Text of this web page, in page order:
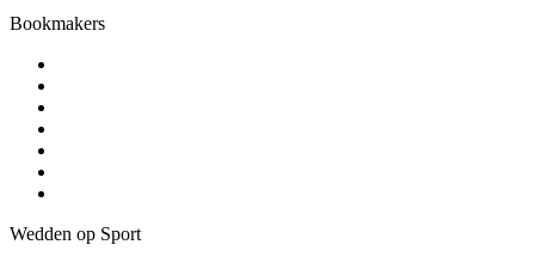
Bookmakers
Wedden op Sport